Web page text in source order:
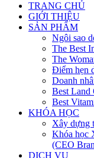
TRANG CHỦ
GIỚI THIỆU
SẢN PHẨM
Ngôi sao
The Best
The
Điểm hẹn
Doanh
Best Land
Best
KHÓA HỌC
Xây dựng
Khóa học
(CEO
DỊCH VỤ